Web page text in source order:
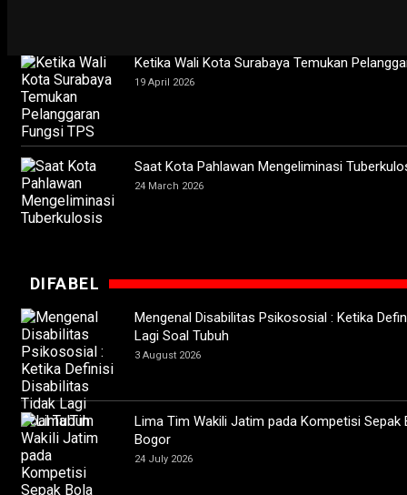
Ketika Wali Kota Surabaya Temukan
19 April 2026
Saat Kota Pahlawan Mengeliminasi
24 March 2026
DIFABEL
Mengenal Disabilitas Psikososial : Ketika
Lagi Soal Tubuh
3 August 2026
Lima Tim Wakili Jatim pada Kompetisi Sepak
Bogor
24 July 2026